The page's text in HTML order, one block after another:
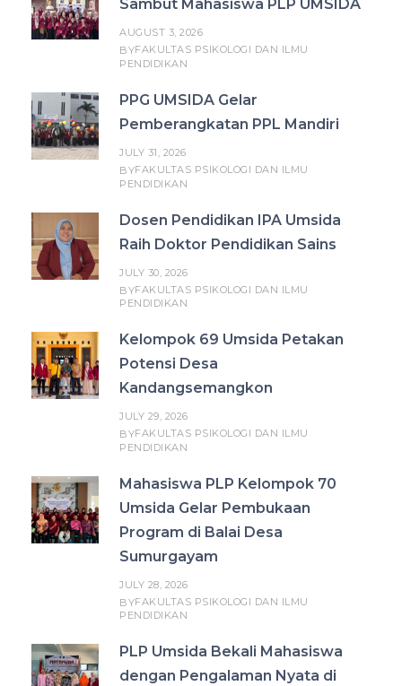
Sambut Mahasiswa PLP UMSIDA
AUGUST 3, 2026
BYFAKULTAS PSIKOLOGI DAN ILMU
PENDIDIKAN
PPG UMSIDA Gelar
Pemberangkatan PPL Mandiri
JULY 31, 2026
BYFAKULTAS PSIKOLOGI DAN ILMU
PENDIDIKAN
Dosen Pendidikan IPA Umsida
Raih Doktor Pendidikan Sains
JULY 30, 2026
BYFAKULTAS PSIKOLOGI DAN ILMU
PENDIDIKAN
Kelompok 69 Umsida Petakan
Potensi Desa
Kandangsemangkon
JULY 29, 2026
BYFAKULTAS PSIKOLOGI DAN ILMU
PENDIDIKAN
Mahasiswa PLP Kelompok 70
Umsida Gelar Pembukaan
Program di Balai Desa
Sumurgayam
JULY 28, 2026
BYFAKULTAS PSIKOLOGI DAN ILMU
PENDIDIKAN
PLP Umsida Bekali Mahasiswa
dengan Pengalaman Nyata di